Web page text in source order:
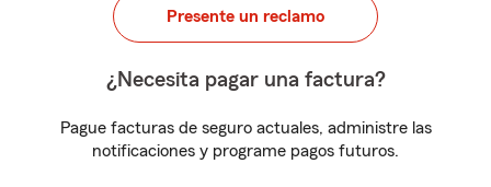
Presente un reclamo
¿Necesita pagar una factura?
Pague facturas de seguro actuales, administre las
notificaciones y programe pagos futuros.